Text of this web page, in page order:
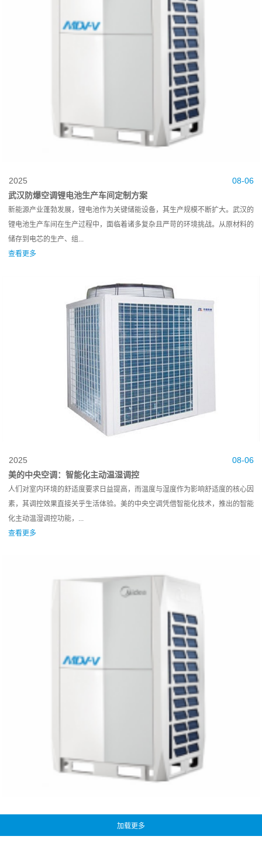
08-06
2025
武汉防爆空调锂电池生产车间定制方案
新能源产业蓬勃发展，锂电池作为关键储能设备，其生产规模不断扩大。武汉的
锂电池生产车间在生产过程中，面临着诸多复杂且严苛的环境挑战。从原材料的
储存到电芯的生产、组...
查看更多
08-06
2025
美的中央空调：智能化主动温湿调控
人们对室内环境的舒适度要求日益提高，而温度与湿度作为影响舒适度的核心因
素，其调控效果直接关乎生活体验。美的中央空调凭借智能化技术，推出的智能
化主动温湿调控功能，...
查看更多